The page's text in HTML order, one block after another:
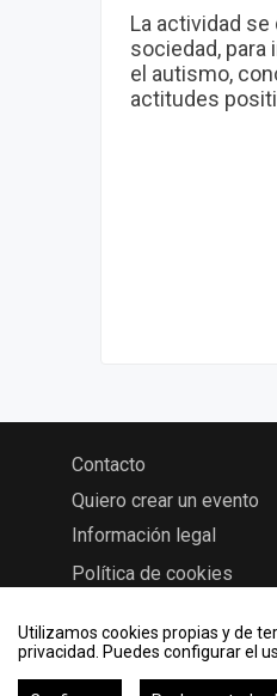
Utilizamos cookies propias y de
privacidad. Puedes configurar el
La actividad se
sociedad,
el autismo,
actitudes
Contacto
Quiero crear un evento
Información legal
Política de cookies
2026 © Eventos -